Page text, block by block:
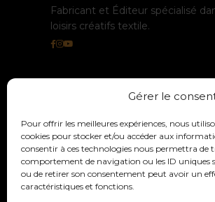
Gérer le
Pour offrir les meilleures expériences, nous
cookies pour stocker et/ou accéder aux
consentir à ces technologies nous permettra de
comportement de navigation ou les ID uniques
ou de retirer son consentement peut avoir un
caractéristiques et fonctions.
Fabricant et Éditeur spécialisé
loisirs créatifs textile.